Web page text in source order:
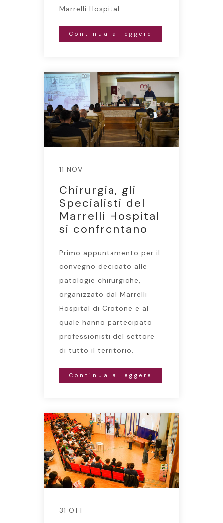
Marrelli Hospital
Continua a leggere
11 NOV
Chirurgia, gli
Specialisti del
Marrelli Hospital
si confrontano
Primo appuntamento per il
convegno dedicato alle
patologie chirurgiche,
organizzato dal Marrelli
Hospital di Crotone e al
quale hanno partecipato
professionisti del settore
di tutto il territorio.
Continua a leggere
31 OTT